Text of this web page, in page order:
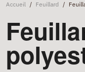
Accueil / Feuillard /